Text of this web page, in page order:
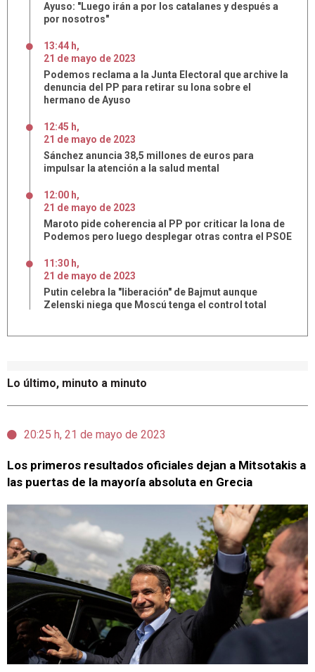
Lo último, minuto a minuto
20:25 h, 21 de mayo de 2023
Los primeros resultados oficiales dejan a Mitsotakis a
las puertas de la mayoría absoluta en Grecia
Ayuso: "Luego irán a por los catalanes y después a
por nosotros"
13:44 h,
21 de mayo de 2023
Podemos reclama a la Junta Electoral que archive la
denuncia del PP para retirar su lona sobre el
hermano de Ayuso
12:45 h,
21 de mayo de 2023
Sánchez anuncia 38,5 millones de euros para
impulsar la atención a la salud mental
12:00 h,
21 de mayo de 2023
Maroto pide coherencia al PP por criticar la lona de
Podemos pero luego desplegar otras contra el PSOE
11:30 h,
21 de mayo de 2023
Putin celebra la "liberación" de Bajmut aunque
Zelenski niega que Moscú tenga el control total